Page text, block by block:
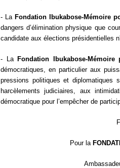
- La Fondation Ibukabose-Mémoire
dangers d’élimination physique que
candidate aux élections présidentielles
- La Fondation Ibukabose-Mémoire
démocratiques, en particulier aux
pressions politiques et diplomatiques
harcèlements judiciaires, aux
démocratique pour l’empêcher de
Pour la